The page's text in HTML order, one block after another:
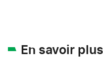
En savoir plus